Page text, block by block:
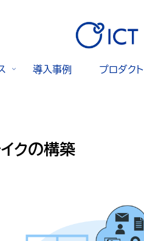
導入事例 プロダクト
クの構築